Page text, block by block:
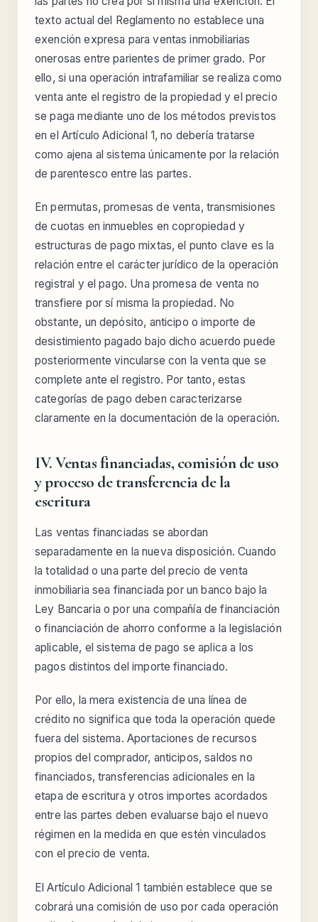
texto actual del Reglamento no establece una
exención expresa para ventas inmobiliarias
onerosas entre parientes de primer grado. Por
ello, si una operación intrafamiliar se realiza como
venta ante el registro de la propiedad y el precio
se paga mediante uno de los métodos previstos
en el Artículo Adicional 1, no debería tratarse
como ajena al sistema únicamente por la relación
de parentesco entre las partes.
En permutas, promesas de venta, transmisiones
de cuotas en inmuebles en copropiedad y
estructuras de pago mixtas, el punto clave es la
relación entre el carácter jurídico de la operación
registral y el pago. Una promesa de venta no
transfiere por sí misma la propiedad. No
obstante, un depósito, anticipo o importe de
desistimiento pagado bajo dicho acuerdo puede
posteriormente vincularse con la venta que se
complete ante el registro. Por tanto, estas
categorías de pago deben caracterizarse
claramente en la documentación de la operación.
IV. Ventas financiadas, comisión de uso
y proceso de transferencia de la
escritura
Las ventas financiadas se abordan
separadamente en la nueva disposición. Cuando
la totalidad o una parte del precio de venta
inmobiliaria sea financiada por un banco bajo la
Ley Bancaria o por una compañía de financiación
o financiación de ahorro conforme a la legislación
aplicable, el sistema de pago se aplica a los
pagos distintos del importe financiado.
Por ello, la mera existencia de una línea de
crédito no significa que toda la operación quede
fuera del sistema. Aportaciones de recursos
propios del comprador, anticipos, saldos no
financiados, transferencias adicionales en la
etapa de escritura y otros importes acordados
entre las partes deben evaluarse bajo el nuevo
régimen en la medida en que estén vinculados
con el precio de venta.
El Artículo Adicional 1 también establece que se
cobrará una comisión de uso por cada operación